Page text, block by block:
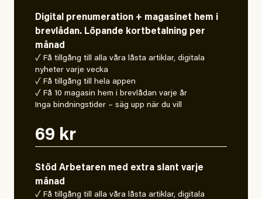
Digital prenumeration + magasinet hem i
brevlådan. Löpande kortbetalning per
månad
✓ Få tillgång till alla våra låsta artiklar, digitala
nyheter varje vecka
✓ Få tillgång till hela appen
✓ Få 10 magasin hem i brevlådan varje år
Inga bindningstider – säg upp när du vill
69 kr
Stöd Arbetaren med extra slant varje
månad
✓ Få tillgång till alla våra låsta artiklar, digitala